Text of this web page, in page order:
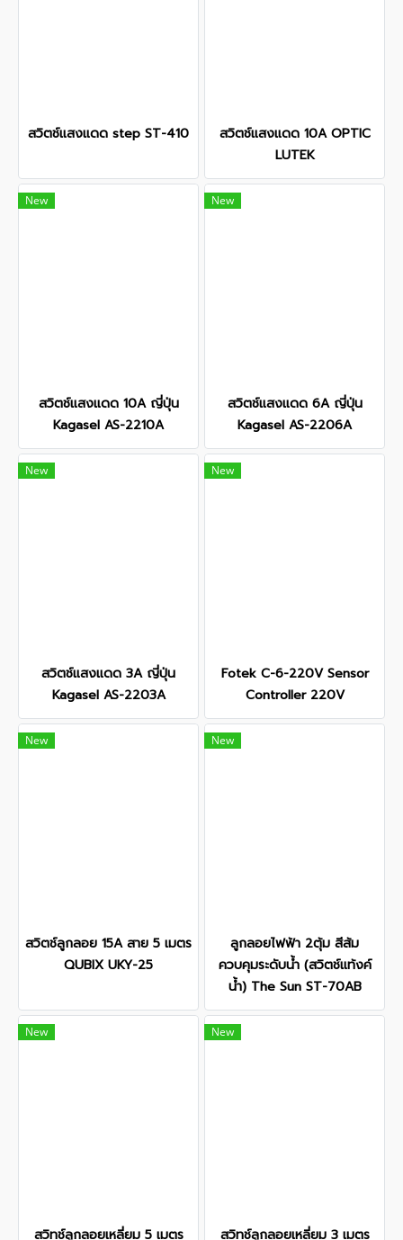
สวิตช์แสงแดด step ST-410
สวิตช์แสงแดด 10A OPTIC
LUTEK
New
สวิตช์แสงแดด 10A ญี่ปุ่น
Kagasel AS-2210A
New
สวิตช์แสงแดด 6A ญี่ปุ่น
Kagasel AS-2206A
New
สวิตช์แสงแดด 3A ญี่ปุ่น
Kagasel AS-2203A
New
Fotek C-6-220V Sensor
Controller 220V
New
สวิตช์ลูกลอย 15A สาย 5 เมตร
QUBIX UKY-25
New
ลูกลอยไฟฟ้า 2ตุ้ม สีส้ม
ควบคุมระดับน้ำ (สวิตช์แท้งค์
น้ำ) The Sun ST-70AB
New
สวิทช์ลูกลอยเหลี่ยม 5 เมตร
New
สวิทช์ลูกลอยเหลี่ยม 3 เมตร